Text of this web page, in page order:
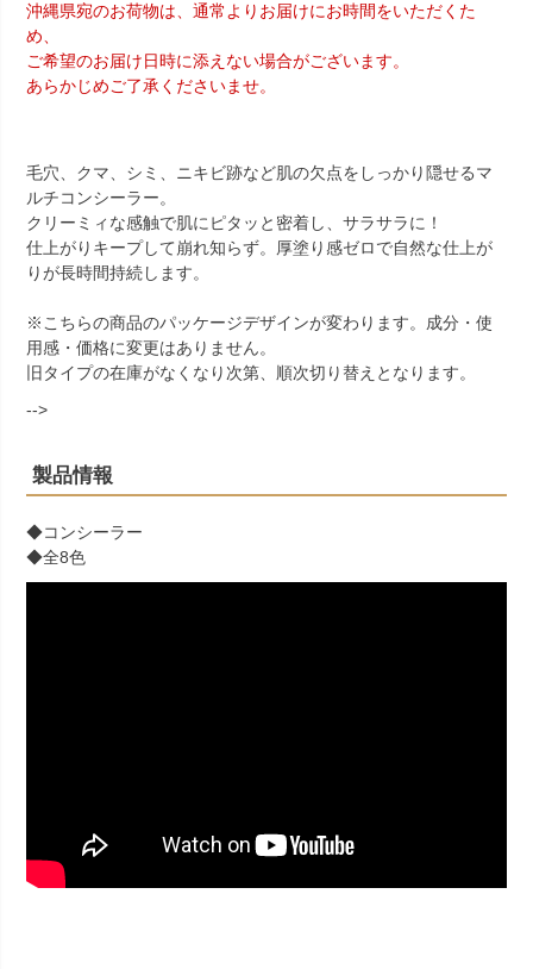
沖縄県宛のお荷物は、通常よりお届けにお時間をいただくた
め、
ご希望のお届け日時に添えない場合がございます。
あらかじめご了承くださいませ。
毛穴、クマ、シミ、ニキビ跡など肌の欠点をしっかり隠せるマ
ルチコンシーラー。
クリーミィな感触で肌にピタッと密着し、サラサラに！
仕上がりキープして崩れ知らず。厚塗り感ゼロで自然な仕上が
りが長時間持続します。
※こちらの商品のパッケージデザインが変わります。成分・使
用感・価格に変更はありません。
旧タイプの在庫がなくなり次第、順次切り替えとなります。
-->
製品情報
◆コンシーラー
◆全8色